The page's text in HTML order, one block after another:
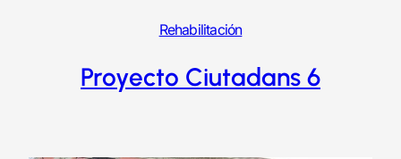
Rehabilitación
Proyecto Ciutadans 6